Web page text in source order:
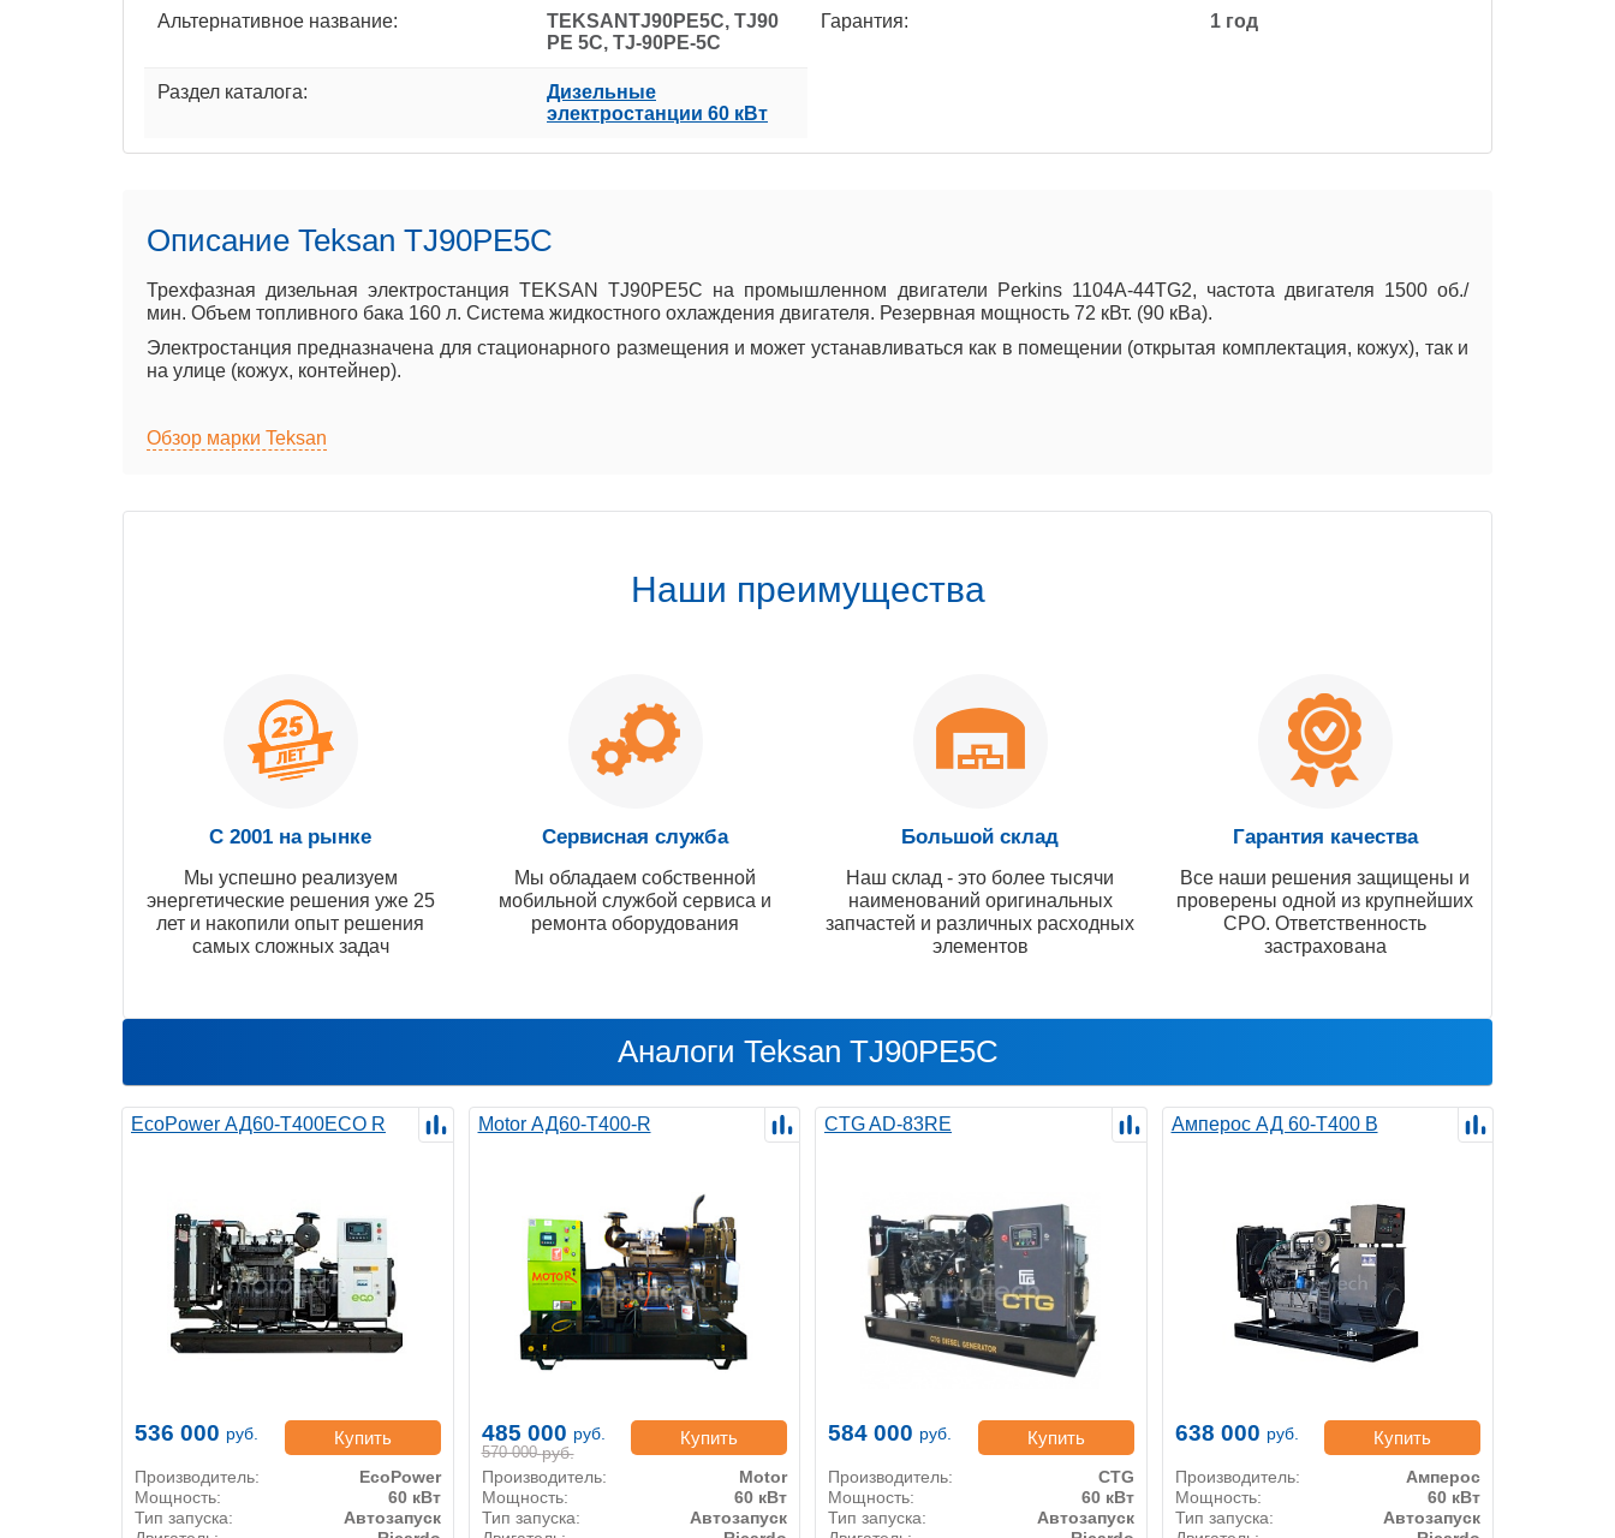
Альтернативное название:
TEKSANTJ90PE5C, TJ90
PE 5C, TJ-90PE-5C
Гарантия: 1 год
Раздел каталога:
Дизельные
электростанции 60 кВт
Описание Teksan TJ90PE5C
Трехфазная дизельная электростанция TEKSAN TJ90PE5C на промышленном двигатели Perkins 1104A-44TG2, частота двигателя 1500 об./
мин. Объем топливного бака 160 л. Система жидкостного охлаждения двигателя. Резервная мощность 72 кВт. (90 кВа).
Электростанция предназначена для стационарного размещения и может устанавливаться как в помещении (открытая комплектация, кожух), так и
на улице (кожух, контейнер).
Обзор марки Teksan
Наши преимущества
С 2001 на рынке
Мы успешно реализуем
энергетические решения уже 25
лет и накопили опыт решения
самых сложных задач
Сервисная служба
Мы обладаем собственной
мобильной службой сервиса и
ремонта оборудования
Большой склад
Наш склад - это более тысячи
наименований оригинальных
запчастей и различных расходных
элементов
Гарантия качества
Все наши решения защищены и
проверены одной из крупнейших
СРО. Ответственность
застрахована
Аналоги Teksan TJ90PE5C
EcoPower АД60-T400ECO R
536 000 руб. Купить
Производитель:
EcoPower
Мощность:
60 кВт
Тип запуска:
Автозапуск
Motor АД60-Т400-R
570 000 руб.
485 000 руб. Купить
Производитель:
Motor
Мощность:
60 кВт
Тип запуска:
Автозапуск
CTG AD-83RE
584 000 руб. Купить
Производитель:
CTG
Мощность:
60 кВт
Тип запуска:
Автозапуск
Амперос АД 60-Т400 B
638 000 руб. Купить
Производитель:
Амперос
Мощность:
60 кВт
Тип запуска:
Автозапуск